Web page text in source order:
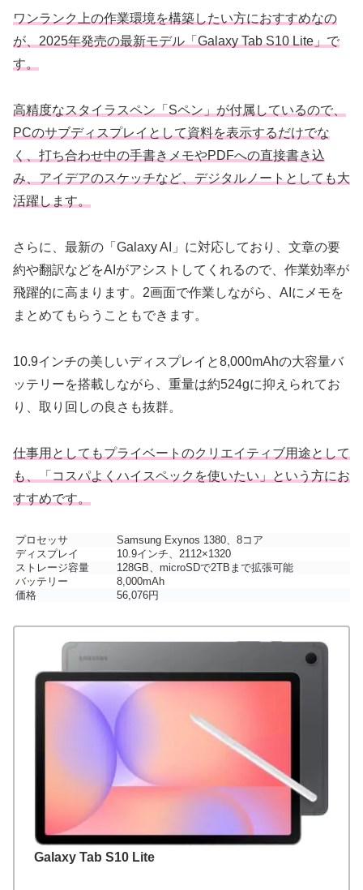
ワンランク上の作業環境を構築したい方におすすめなの
が、2025年発売の最新モデル「Galaxy Tab S10 Lite」で
す。
高精度なスタイラスペン「Sペン」が付属しているので、
PCのサブディスプレイとして資料を表示するだけでな
く、打ち合わせ中の手書きメモやPDFへの直接書き込
み、アイデアのスケッチなど、デジタルノートとしても大
活躍します。
さらに、最新の「Galaxy AI」に対応しており、文章の要
約や翻訳などをAIがアシストしてくれるので、作業効率が
飛躍的に高まります。2画面で作業しながら、AIにメモを
まとめてもらうこともできます。
10.9インチの美しいディスプレイと8,000mAhの大容量バ
ッテリーを搭載しながら、重量は約524gに抑えられてお
り、取り回しの良さも抜群。
仕事用としてもプライベートのクリエイティブ用途として
も、「コスパよくハイスペックを使いたい」という方にお
すすめです。
プロセッサ
Samsung Exynos 1380、8コア
ディスプレイ
10.9インチ、2112×1320
ストレージ容量
128GB、microSDで2TBまで拡張可能
バッテリー
8,000mAh
価格
56,076円
Galaxy Tab S10 Lite